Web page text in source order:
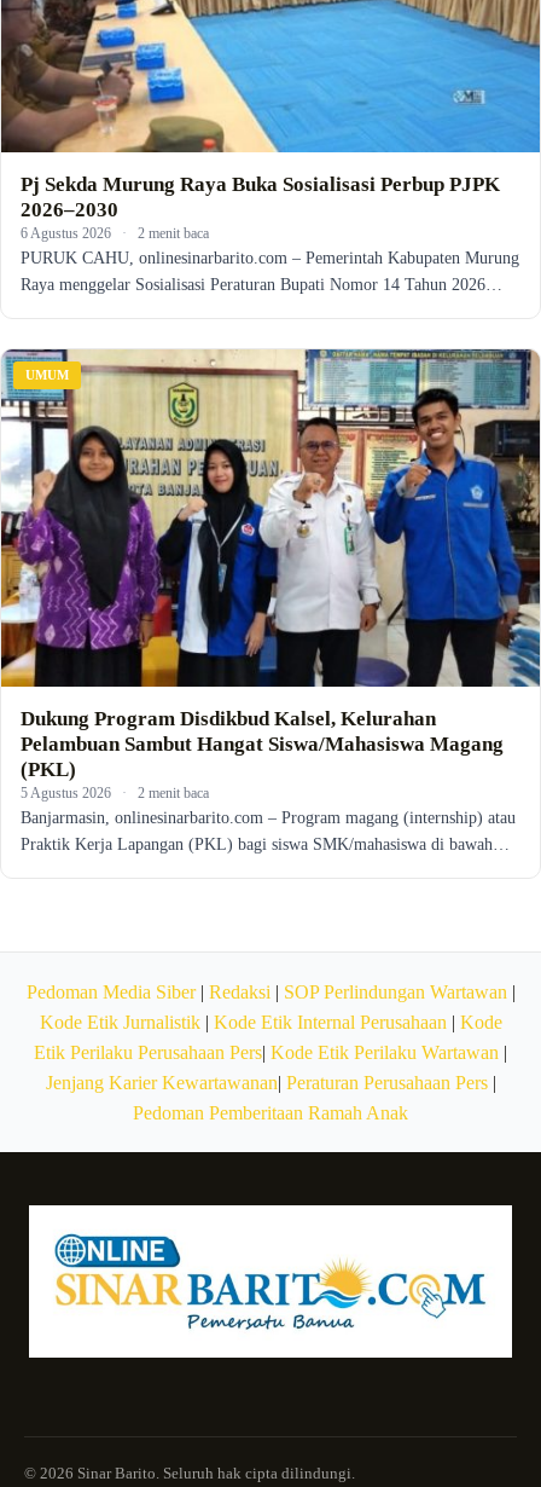
Pj Sekda Murung Raya Buka Sosialisasi Perbup PJPK
2026–2030
6 Agustus 2026 · 2 menit baca
PURUK CAHU, onlinesinarbarito.com – Pemerintah Kabupaten Murung
Raya menggelar Sosialisasi Peraturan Bupati Nomor 14 Tahun 2026…
UMUM
Dukung Program Disdikbud Kalsel, Kelurahan
Pelambuan Sambut Hangat Siswa/Mahasiswa Magang
(PKL)
5 Agustus 2026 · 2 menit baca
Banjarmasin, onlinesinarbarito.com – Program magang (internship) atau
Praktik Kerja Lapangan (PKL) bagi siswa SMK/mahasiswa di bawah…
Pedoman Media Siber| Redaksi | SOP Perlindungan Wartawan |
Kode Etik Jurnalistik| Kode Etik Internal Perusahaan | Kode
Etik Perilaku Perusahaan Pers| Kode Etik Perilaku Wartawan |
Jenjang Karier Kewartawanan| Peraturan Perusahaan Pers|
Pedoman Pemberitaan Ramah Anak
© 2026 Sinar Barito. Seluruh hak cipta dilindungi.